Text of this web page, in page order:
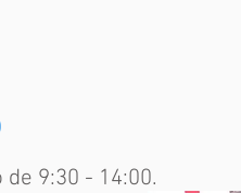
9:30 - 14:00.